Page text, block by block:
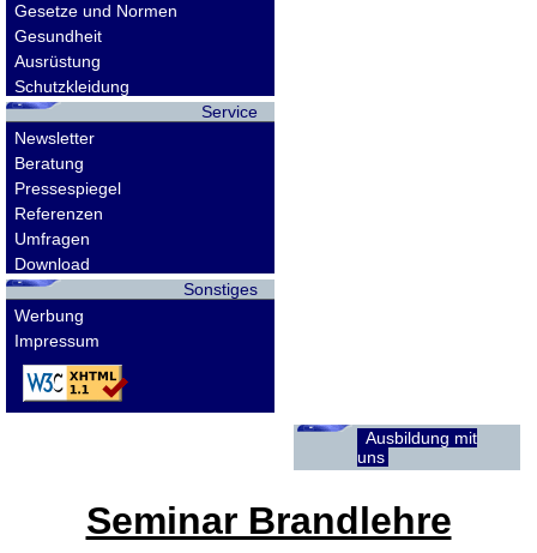
Gesetze und Normen
Gesundheit
Ausrüstung
Schutzkleidung
Service
Newsletter
Beratung
Pressespiegel
Referenzen
Umfragen
Download
Sonstiges
Werbung
Impressum
Ausbildung mit
uns
Seminar Brandlehre